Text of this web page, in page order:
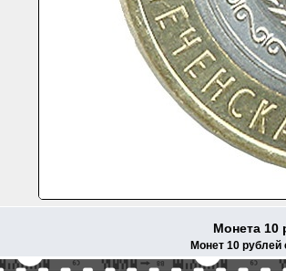
Монета 10
Монет 10 рублей